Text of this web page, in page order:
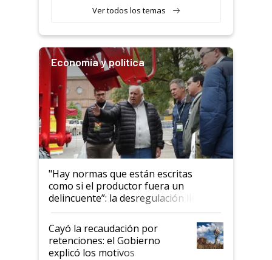
Ver todos los temas
Economía y política
"Hay normas que están escritas
como si el productor fuera un
delincuente”: la desregulación llegó
al Congreso Aapresid y hasta se
habló del financiamiento al IPCVA
Cayó la recaudación por
retenciones: el Gobierno
explicó los motivos